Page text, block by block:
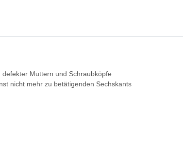
Muttern und Schraubköpfe
nicht mehr zu betätigenden Sechskants